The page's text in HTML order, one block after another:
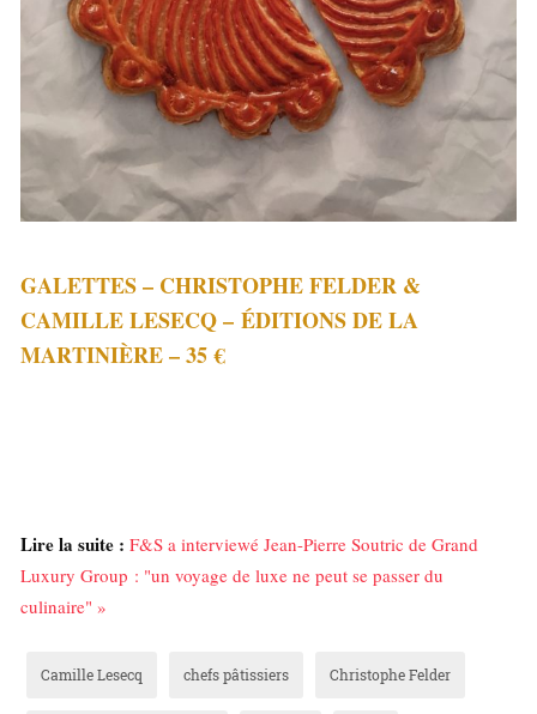
GALETTES – CHRISTOPHE FELDER &
CAMILLE LESECQ – ÉDITIONS DE LA
MARTINIÈRE – 35 €
Lire la suite : F&S a interviewé Jean-Pierre Soutric de Grand
Luxury Group : "un voyage de luxe ne peut se passer du
culinaire" »
Camille Lesecq chefs pâtissiers Christophe Felder